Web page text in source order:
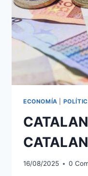
ECONOMÍA
16/08/2025 0